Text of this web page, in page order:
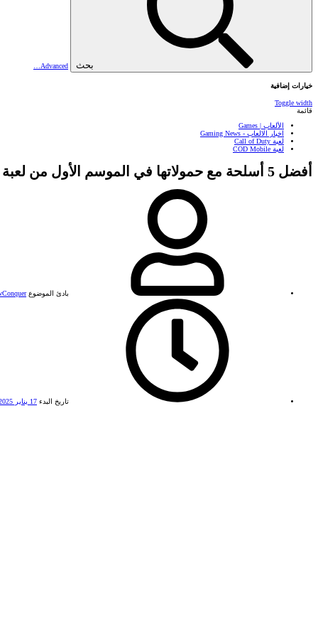
بحث Advanced…
خيارات إضافية
Toggle width
قائمة
الألعاب | Games
اخبار الالعاب - Gaming News
لعبة Call of Duty
لعبة COD Mobile
أفضل 5 أسلحة مع حمولاتها في الموسم الأول من لعبة COD Mobile 2025
بادئ الموضوع
تاريخ البدء 17 يناير 2025